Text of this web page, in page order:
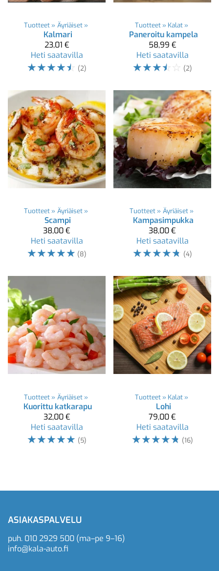
Tuotteet ‪» Äyriäiset ‪»
Kalmari
23,01 €
Heti saatavilla
☆☆☆☆☆ (2)
Tuotteet ‪» Kalat ‪»
Paneroitu kampela
58,99 €
Heti saatavilla
☆☆☆☆ ☆ (2)
Tuotteet ‪» Äyriäiset ‪»
Scampi
38,00 €
Heti saatavilla
☆☆☆☆☆ (8)
Tuotteet ‪» Äyriäiset ‪»
Kampasimpukka
38,00 €
Heti saatavilla
☆☆☆☆☆ (4)
Tuotteet ‪» Äyriäiset ‪»
Kuorittu katkarapu
32,00 €
Heti saatavilla
☆☆☆☆☆ (5)
Tuotteet ‪» Kalat ‪»
Lohi
79,00 €
Heti saatavilla
☆☆☆☆☆ (16)
ASIAKASPALVELU
puh. 010 2929 500 (ma–pe 9–16)
info@kala-auto.fi